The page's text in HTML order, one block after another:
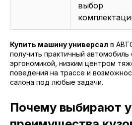
выбор
Купить машину универсал в
получить практичный
эргономикой, низким центром
поведения на трассе и
салона под любые задачи.
Почему выбирают